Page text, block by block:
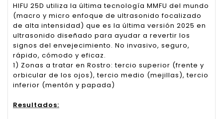
HIFU 25D utiliza la última tecnología MMFU del mundo
(macro y micro enfoque de ultrasonido focalizado
de alta intensidad) que es la última versión 2025 en
ultrasonido diseñado para ayudar a revertir los
signos del envejecimiento. No invasivo, seguro,
rápido, cómodo y eficaz.
1) Zonas a tratar en Rostro: tercio superior (frente y
orbicular de los ojos), tercio medio (mejillas), tercio
inferior (mentón y papada)
Resultados: